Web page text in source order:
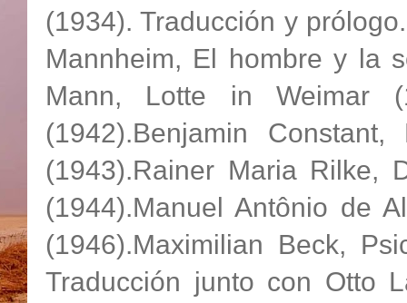
(1934). Traducción y
Mannheim, El hombre y la
Mann, Lotte in Weimar
(1942).Benjamin
(1943).Rainer Maria Rilke,
(1944).Manuel Antônio de
(1946).Maximilian Beck,
Traducción junto con Otto